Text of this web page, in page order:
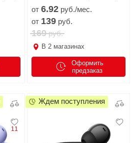
от 6.92 руб./мес.
от 139 руб.
169руб.
В 2 магазинах
Оформить
предзаказ
11
Ждем поступления